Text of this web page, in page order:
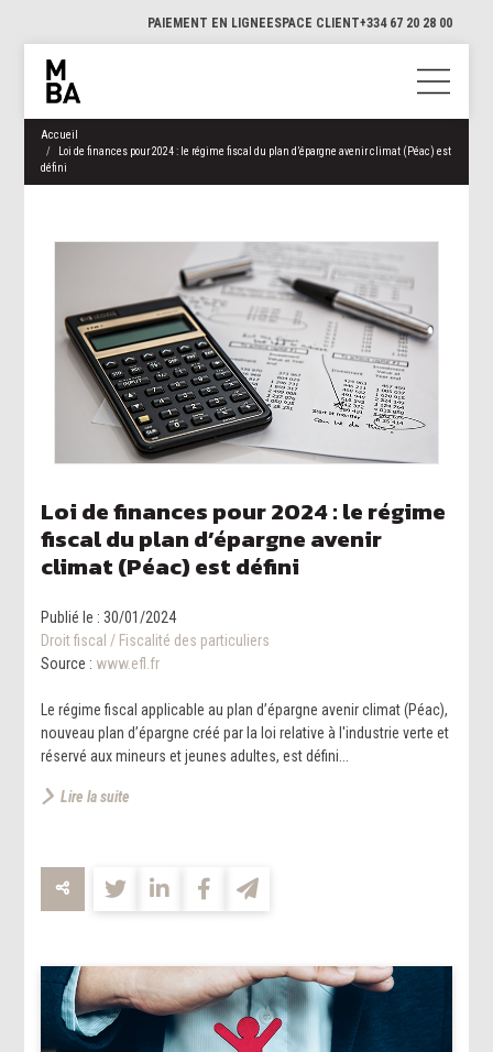
PAIEMENT EN LIGNEESPACE CLIENT+334 67 20 28 00
Accueil
Loi de finances pour 2024 : le régime fiscal du plan d’épargne avenir climat (Péac) est
défini
Loi de finances pour 2024 : le régime
fiscal du plan d’épargne avenir
climat (Péac) est défini
Publié le :30/01/2024
Droit fiscal / Fiscalité des particuliers
Source : www.efl.fr
Le régime fiscal applicable au plan d’épargne avenir climat (Péac),
nouveau plan d’épargne créé par la loi relative à l'industrie verte et
réservé aux mineurs et jeunes adultes, est défini...
Lire la suite